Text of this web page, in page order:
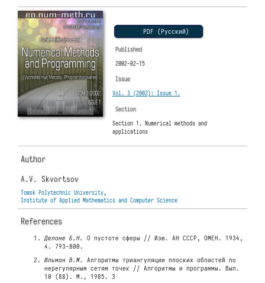
PDF (Русский)
Published
2002-02-15
Issue
Vol. 3 (2002): Issue 1.
Section
Section 1. Numerical methods and
applications
Author
A.V. Skvortsov
Tomsk Polytechnic University,
Institute of Applied Mathematics and Computer Science
References
Делоне Б.Н.
О пустоте сферы // Изв. АН СССР, ОМЕН. 1934,
4. 793-800.
Ильман В.М.
Алгоритмы триангуляции плоских областей по
нерегулярным сетям точек // Алгоритмы и программы. Вып.
10 (88). М., 1985. 3